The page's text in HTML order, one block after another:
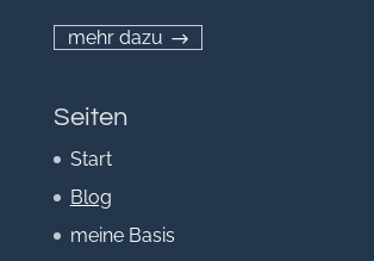
mehr dazu
Seiten
Start
Blog
meine Basis